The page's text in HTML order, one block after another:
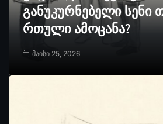
განუკურნებელი სენი
რთული ამოცანა?
მაისი 25, 2026